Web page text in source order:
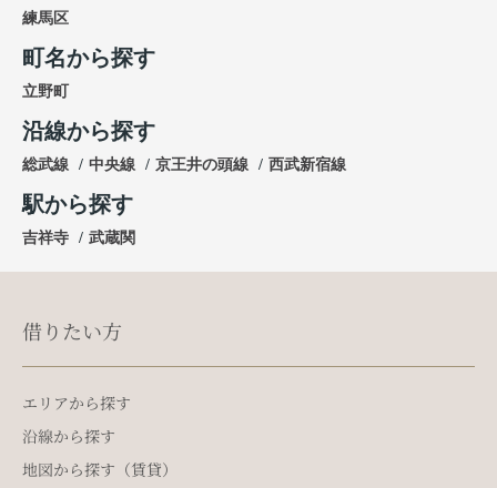
練馬区
町名から探す
立野町
沿線から探す
総武線 中央線 京王井の頭線 西武新宿線
駅から探す
吉祥寺 武蔵関
借りたい方
エリアから探す
沿線から探す
地図から探す（賃貸）